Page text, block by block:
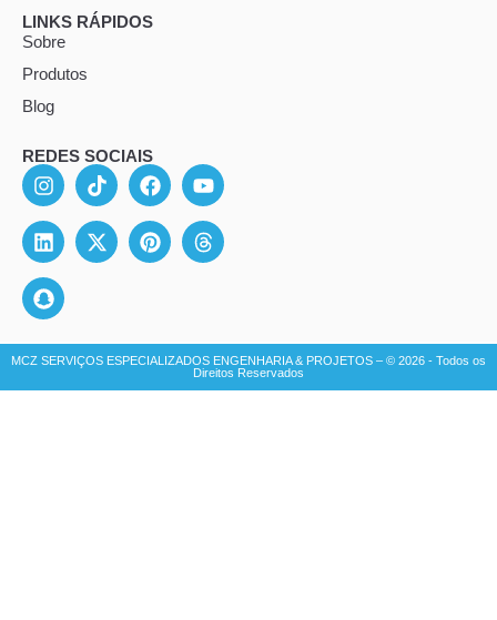
LINKS RÁPIDOS
Sobre
Produtos
Blog
REDES SOCIAIS
MCZ SERVIÇOS ESPECIALIZADOS ENGENHARIA & PROJETOS – © 2026 - Todos os
Direitos Reservados